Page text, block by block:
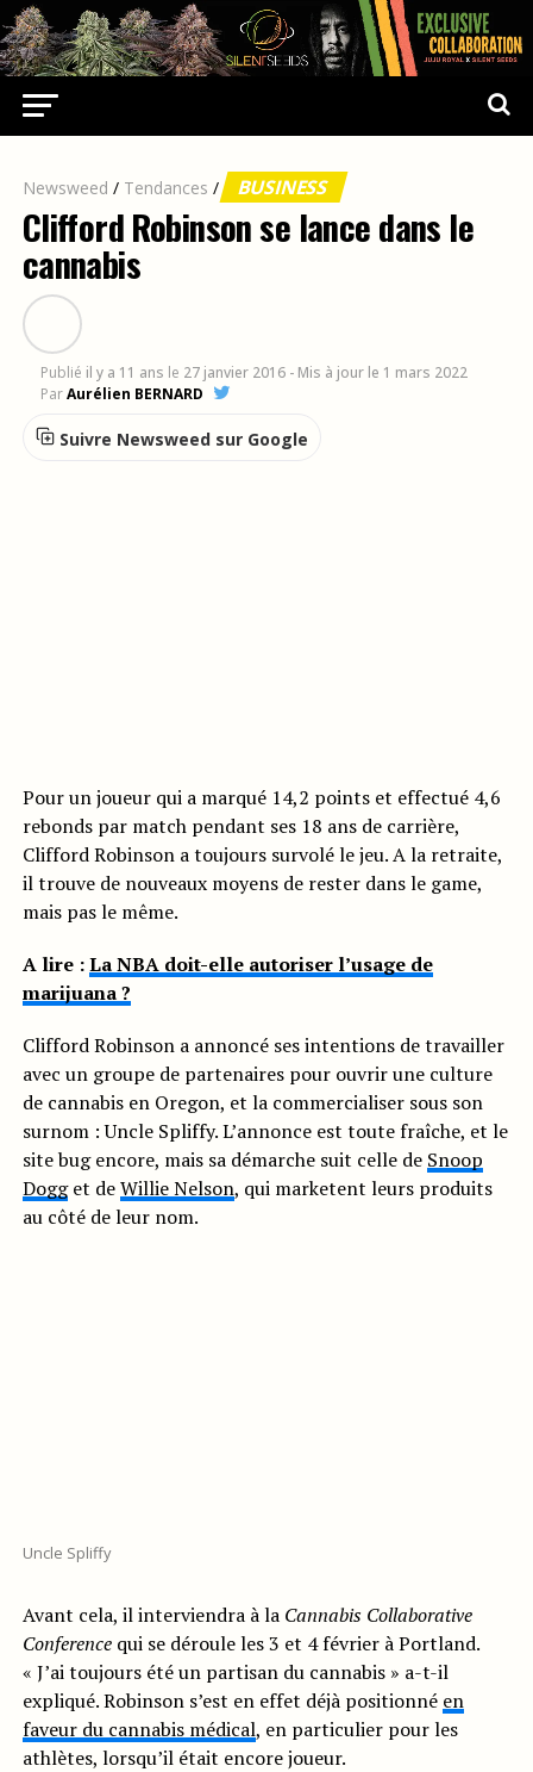
Newsweed / Tendances / BUSINESS
Clifford Robinson se lance dans le
cannabis
Publié il y a 11 ans le 27 janvier 2016 - Mis à jour le 1 mars 2022
ParAurélien BERNARD
Suivre Newsweed sur Google
Pour un joueur qui a marqué 14,2 points et effectué 4,6
rebonds par match pendant ses 18 ans de carrière,
Clifford Robinson a toujours survolé le jeu. A la retraite,
il trouve de nouveaux moyens de rester dans le game,
mais pas le même.
A lire :La NBA doit-elle autoriser l’usage de
marijuana ?
Clifford Robinson a annoncé ses intentions de travailler
avec un groupe de partenaires pour ouvrir une culture
de cannabis en Oregon, et la commercialiser sous son
surnom : Uncle Spliffy. L’annonce est toute fraîche, et le
site bug encore, mais sa démarche suit celle de Snoop
Dogget deWillie Nelson, qui marketent leurs produits
au côté de leur nom.
Uncle Spliffy
Avant cela, il interviendra à la Cannabis Collaborative
Conferencequi se déroule les 3 et 4 février à Portland.
« J’ai toujours été un partisan du cannabis » a-t-il
expliqué. Robinson s’est en effet déjà positionné en
faveur du cannabis médical, en particulier pour les
athlètes, lorsqu’il était encore joueur.